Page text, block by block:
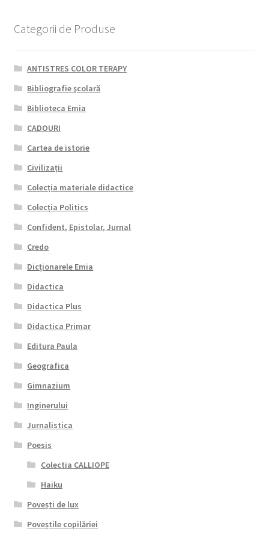
Categorii de Produse
ANTISTRES COLOR TERAPY
Bibliografie şcolară
Biblioteca Emia
CADOURI
Cartea de istorie
Civilizații
Colecția materiale didactice
Colecția Politics
Confident, Epistolar, Jurnal
Credo
Dicționarele Emia
Didactica
Didactica Plus
Didactica Primar
Editura Paula
Geografica
Gimnazium
Inginerului
Jurnalistica
Poesis
Colectia CALLIOPE
Haiku
Povești de lux
Poveștile copilăriei